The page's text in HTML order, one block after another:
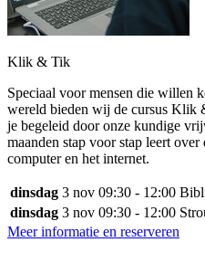
Klik & Tik
Speciaal voor mensen die willen
wereld bieden wij de cursus Klik
je begeleid door onze kundige
maanden stap voor stap leert
computer en het internet.
dinsdag 3 nov 09:30 - 12:00
dinsdag 3 nov 09:30 - 12:00
Meer informatie en reserveren